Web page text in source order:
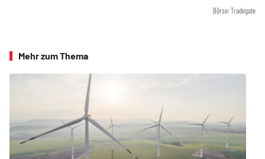
Börse: Tradegate
Mehr zum Thema